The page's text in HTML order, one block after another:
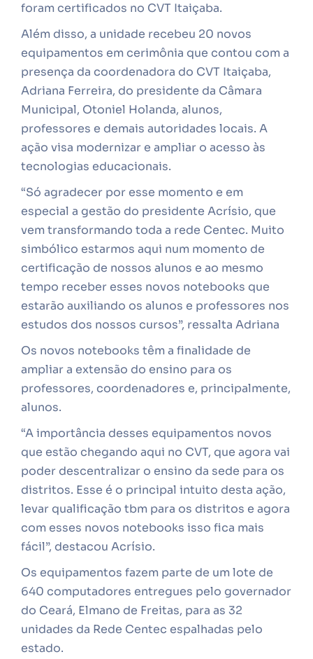
foram certificados no CVT Itaiçaba.
Além disso, a unidade recebeu 20 novos
equipamentos em cerimônia que contou com a
presença da coordenadora do CVT Itaiçaba,
Adriana Ferreira, do presidente da Câmara
Municipal, Otoniel Holanda, alunos,
professores e demais autoridades locais. A
ação visa modernizar e ampliar o acesso às
tecnologias educacionais.
“Só agradecer por esse momento e em
especial a gestão do presidente Acrísio, que
vem transformando toda a rede Centec. Muito
simbólico estarmos aqui num momento de
certificação de nossos alunos e ao mesmo
tempo receber esses novos notebooks que
estarão auxiliando os alunos e professores nos
estudos dos nossos cursos”, ressalta Adriana
Os novos notebooks têm a finalidade de
ampliar a extensão do ensino para os
professores, coordenadores e, principalmente,
alunos.
“A importância desses equipamentos novos
que estão chegando aqui no CVT, que agora vai
poder descentralizar o ensino da sede para os
distritos. Esse é o principal intuito desta ação,
levar qualificação tbm para os distritos e agora
com esses novos notebooks isso fica mais
fácil”, destacou Acrísio.
Os equipamentos fazem parte de um lote de
640 computadores entregues pelo governador
do Ceará, Elmano de Freitas, para as 32
unidades da Rede Centec espalhadas pelo
estado.